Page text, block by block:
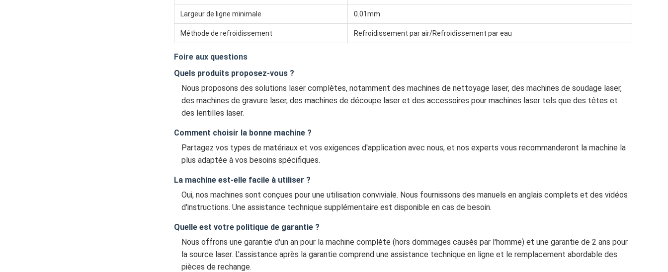
Largeur de ligne minimale 0.01mm
Méthode de refroidissement Refroidissement par air/Refroidissement par eau
Foire aux questions
Quels produits proposez-vous ?
Nous proposons des solutions laser complètes, notamment des machines de nettoyage laser, des machines de soudage laser,
des machines de gravure laser, des machines de découpe laser et des accessoires pour machines laser tels que des têtes et
des lentilles laser.
Comment choisir la bonne machine ?
Partagez vos types de matériaux et vos exigences d'application avec nous, et nos experts vous recommanderont la machine la
plus adaptée à vos besoins spécifiques.
La machine est-elle facile à utiliser ?
Oui, nos machines sont conçues pour une utilisation conviviale. Nous fournissons des manuels en anglais complets et des vidéos
d'instructions. Une assistance technique supplémentaire est disponible en cas de besoin.
Quelle est votre politique de garantie ?
Nous offrons une garantie d'un an pour la machine complète (hors dommages causés par l'homme) et une garantie de 2 ans pour
la source laser. L'assistance après la garantie comprend une assistance technique en ligne et le remplacement abordable des
pièces de rechange.